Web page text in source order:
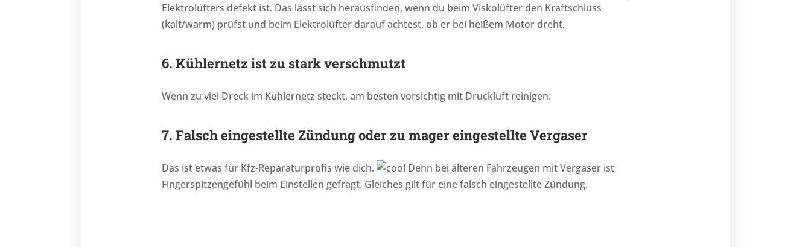
Elektrolüfters defekt ist. Das lässt sich herausfinden, wenn du beim Viskolüfter den Kraftschluss
(kalt/warm) prüfst und beim Elektrolüfter darauf achtest, ob er bei heißem Motor dreht.
6. Kühlernetz ist zu stark verschmutzt
Wenn zu viel Dreck im Kühlernetz steckt, am besten vorsichtig mit Druckluft reinigen.
7. Falsch eingestellte Zündung oder zu mager eingestellte Vergaser
Das ist etwas für Kfz-Reparaturprofis wie dich.
Denn bei älteren Fahrzeugen mit Vergaser ist
Fingerspitzengefühl beim Einstellen gefragt. Gleiches gilt für eine falsch eingestellte Zündung.